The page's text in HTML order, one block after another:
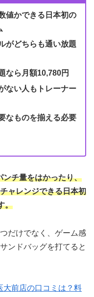
値かできる日本初の
がどちらも通い放題
なら月額10,780円
ない人もトレーナー
なものを揃える必要
チ量をはかったり、
ャレンジできる日本初
。
だけでなく、ゲーム感
ンドバッグを打てると
大前店の口コミは？料